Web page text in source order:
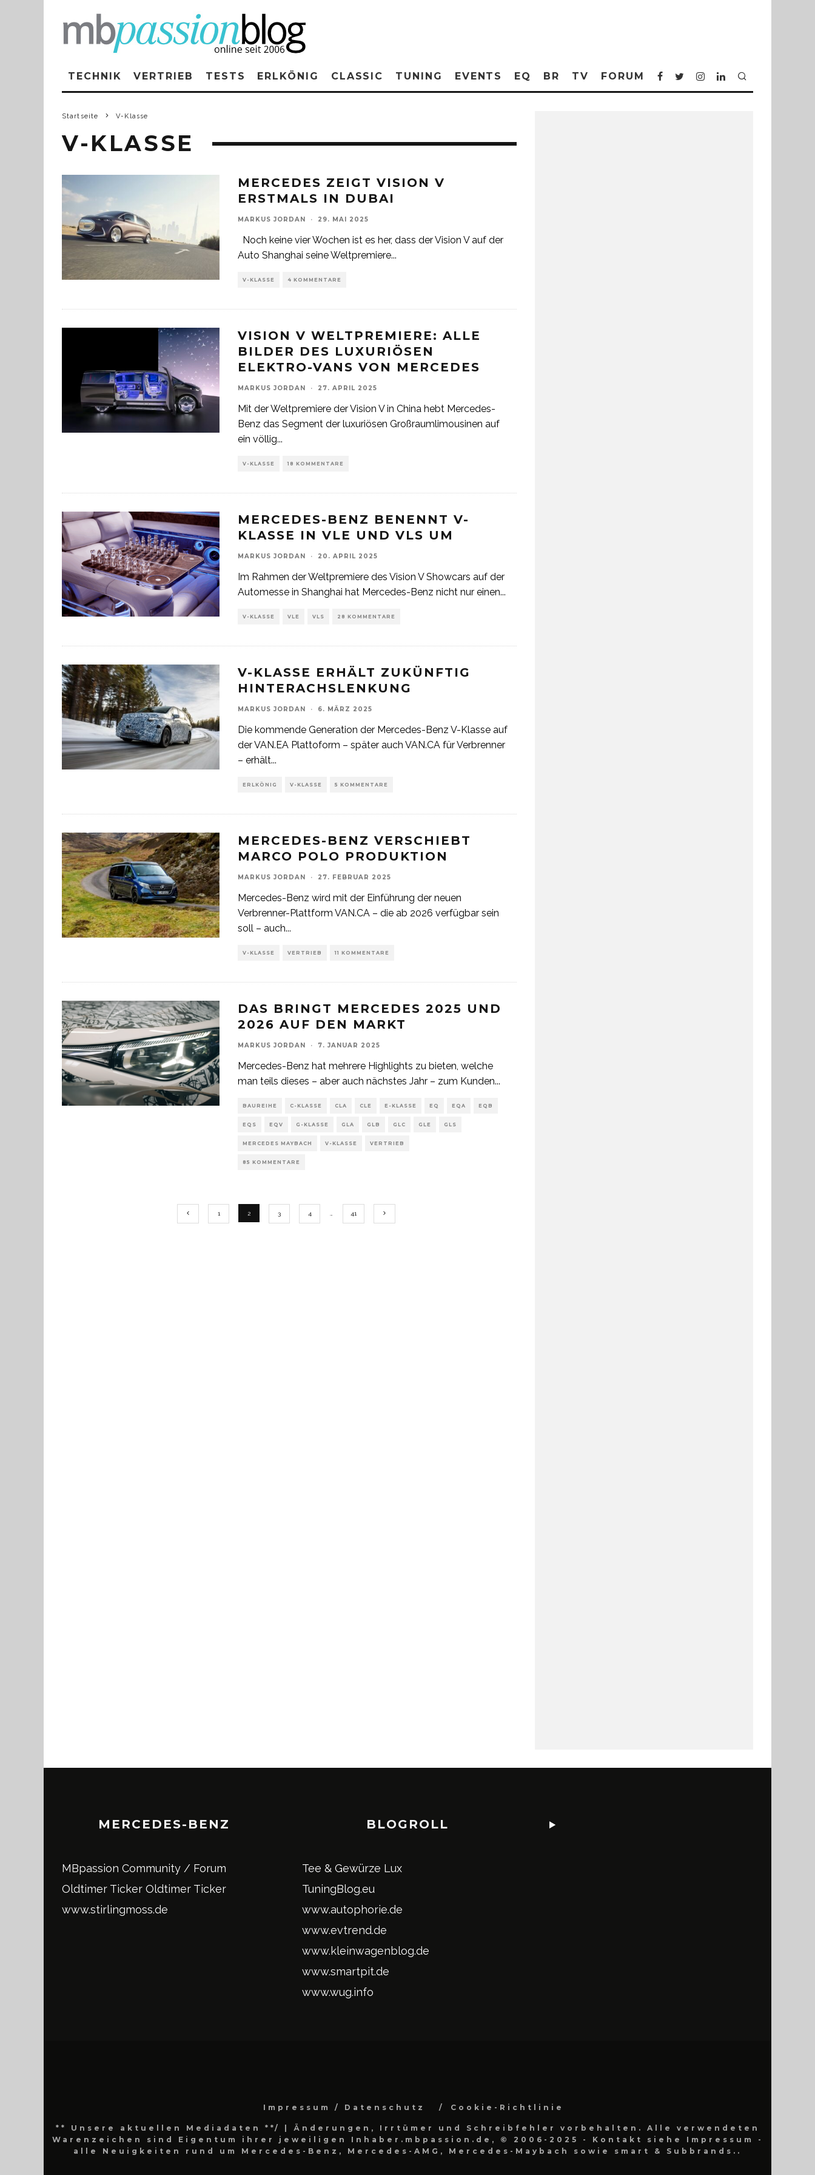
TECHNIK VERTRIEB TESTS ERLKÖNIG CLASSIC TUNING EVENTS EQ BR TV FORUM
Startseite V-Klasse
V-KLASSE
MERCEDES ZEIGT VISION V
ERSTMALS IN DUBAI
MARKUS JORDAN · 29. MAI 2025
Noch keine vier Wochen ist es her, dass der Vision V auf der
Auto Shanghai seine Weltpremiere...
V-KLASSE 4 KOMMENTARE
VISION V WELTPREMIERE: ALLE
BILDER DES LUXURIÖSEN
ELEKTRO-VANS VON MERCEDES
MARKUS JORDAN · 27. APRIL 2025
Mit der Weltpremiere der Vision V in China hebt Mercedes-
Benz das Segment der luxuriösen Großraumlimousinen auf
ein völlig...
V-KLASSE 18 KOMMENTARE
MERCEDES-BENZ BENENNT V-
KLASSE IN VLE UND VLS UM
MARKUS JORDAN · 20. APRIL 2025
Im Rahmen der Weltpremiere des Vision V Showcars auf der
Automesse in Shanghai hat Mercedes-Benz nicht nur einen...
V-KLASSE VLE VLS 28 KOMMENTARE
V-KLASSE ERHÄLT ZUKÜNFTIG
HINTERACHSLENKUNG
MARKUS JORDAN · 6. MÄRZ 2025
Die kommende Generation der Mercedes-Benz V-Klasse auf
der VAN.EA Plattoform – später auch VAN.CA für Verbrenner
– erhält...
ERLKÖNIG V-KLASSE 5 KOMMENTARE
MERCEDES-BENZ VERSCHIEBT
MARCO POLO PRODUKTION
MARKUS JORDAN · 27. FEBRUAR 2025
Mercedes-Benz wird mit der Einführung der neuen
Verbrenner-Plattform VAN.CA – die ab 2026 verfügbar sein
soll – auch...
V-KLASSE VERTRIEB 11 KOMMENTARE
DAS BRINGT MERCEDES 2025 UND
2026 AUF DEN MARKT
MARKUS JORDAN · 7. JANUAR 2025
Mercedes-Benz hat mehrere Highlights zu bieten, welche
man teils dieses – aber auch nächstes Jahr – zum Kunden...
BAUREIHE C-KLASSE CLA CLE E-KLASSE EQ EQA EQB
EQS EQV G-KLASSE GLA GLB GLC GLE GLS
MERCEDES MAYBACH V-KLASSE VERTRIEB
85 KOMMENTARE
1 2 3 4 41
MERCEDES-BENZ
MBpassion Community / Forum
Oldtimer Ticker Oldtimer Ticker
www.stirlingmoss.de
BLOGROLL
Tee & Gewürze Lux
TuningBlog.eu
www.autophorie.de
www.evtrend.de
www.kleinwagenblog.de
www.smartpit.de
www.wug.info
Impressum / Datenschutz Cookie-Richtlinie
** Unsere aktuellen Mediadaten **/
| Änderungen, Irrtümer und Schreibfehler vorbehalten. Alle verwendeten
Warenzeichen sind Eigentum ihrer jeweiligen Inhaber.mbpassion.de, © 2006-2025 - Kontakt siehe Impressum -
alle Neuigkeiten rund um Mercedes-Benz, Mercedes-AMG, Mercedes-Maybach sowie smart & Subbrands..